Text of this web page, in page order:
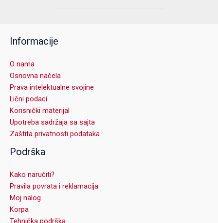
Informacije
O nama
Osnovna načela
Prava intelektualne svojine
Lični podaci
Korisnički materijal
Upotreba sadržaja sa sajta
Zaštita privatnosti podataka
Podrška
Kako naručiti?
Pravila povrata i reklamacija
Moj nalog
Korpa
Tehnička podrška